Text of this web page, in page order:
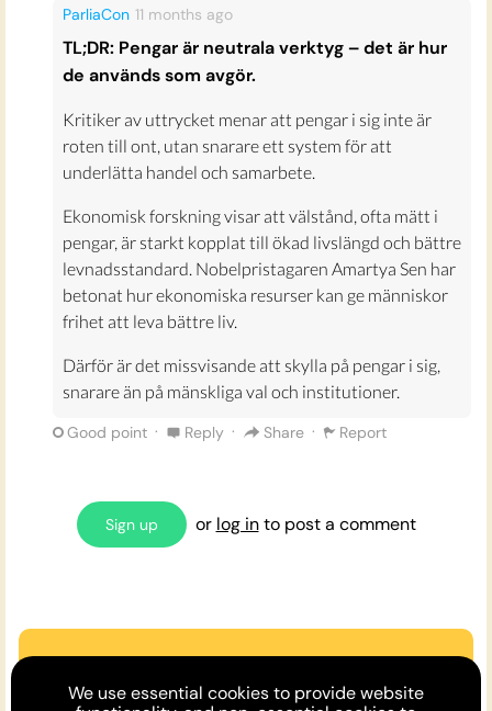
ParliaCon 11 months ago
TL;DR: Pengar är neutrala verktyg – det är hur
de används som avgör.
Kritiker av uttrycket menar att pengar i sig inte är
roten till ont, utan snarare ett system för att
underlätta handel och samarbete.
Ekonomisk forskning visar att välstånd, ofta mätt i
pengar, är starkt kopplat till ökad livslängd och bättre
levnadsstandard. Nobelpristagaren Amartya Sen har
betonat hur ekonomiska resurser kan ge människor
frihet att leva bättre liv.
Därför är det missvisande att skylla på pengar i sig,
snarare än på mänskliga val och institutioner.
Good point · Reply · Share · Report
Sign up or log into post a comment
We use essential cookies to provide website